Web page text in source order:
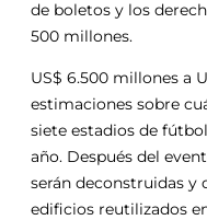
de boletos y los
500 millones.
US$ 6.500 millones a
estimaciones sobre
siete estadios de
año. Después del
serán deconstruidas y
edificios reutilizados